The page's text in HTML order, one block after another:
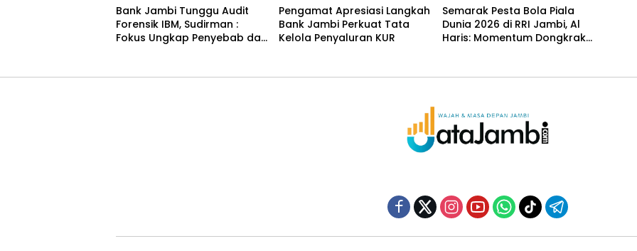
Bank Jambi Tunggu Audit
Forensik IBM, Sudirman :
Fokus Ungkap Penyebab dan
Pengamat Apresiasi Langkah
Bank Jambi Perkuat Tata
Kelola Penyaluran KUR
Semarak Pesta Bola Piala
Dunia 2026 di RRI Jambi, Al
Haris: Momentum Dongkrak